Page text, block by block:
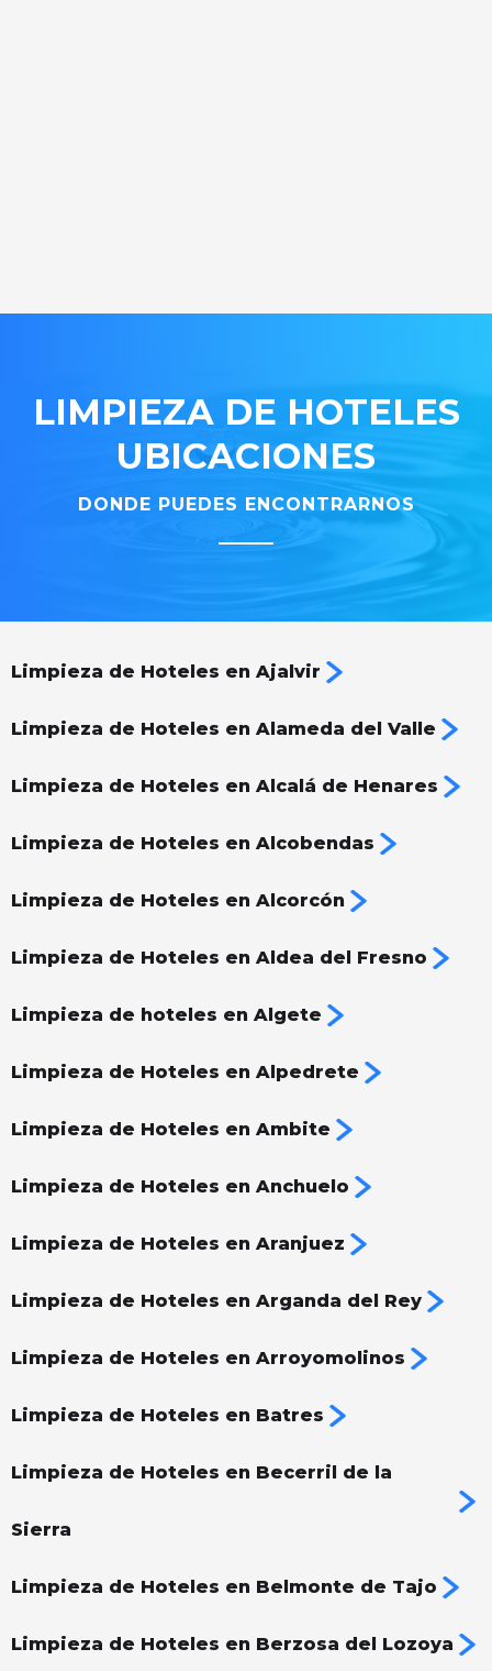
LIMPIEZA DE HOTELES
UBICACIONES
DONDE PUEDES ENCONTRARNOS
Limpieza de Hoteles en Ajalvir
Limpieza de Hoteles en Alameda del Valle
Limpieza de Hoteles en Alcalá de Henares
Limpieza de Hoteles en Alcobendas
Limpieza de Hoteles en Alcorcón
Limpieza de Hoteles en Aldea del Fresno
Limpieza de hoteles en Algete
Limpieza de Hoteles en Alpedrete
Limpieza de Hoteles en Ambite
Limpieza de Hoteles en Anchuelo
Limpieza de Hoteles en Aranjuez
Limpieza de Hoteles en Arganda del Rey
Limpieza de Hoteles en Arroyomolinos
Limpieza de Hoteles en Batres
Limpieza de Hoteles en Becerril de la
Sierra
Limpieza de Hoteles en Belmonte de Tajo
Limpieza de Hoteles en Berzosa del Lozoya